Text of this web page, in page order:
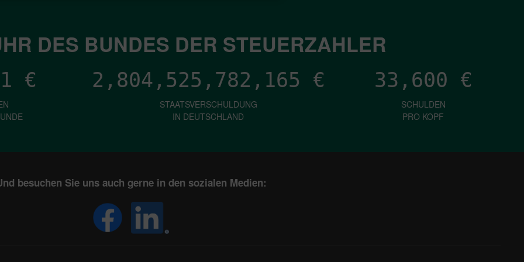
DES BUNDES DER STEUERZAHLER
€ 2,804,525,784,238 €
STAATSVERSCHULDUNG
IN DEUTSCHLAND
33,600 €
SCHULDEN
PRO KOPF
besuchen Sie uns auch gerne in den sozialen Medien: